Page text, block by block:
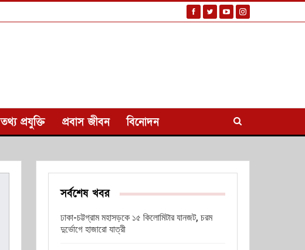
তথ্য প্রযুক্তি প্রবাস জীবন বিনোদন
সর্বশেষ খবর
ঢাকা-চট্টগ্রাম মহাসড়কে ১৫ কিলোমিটার যানজট, চরম
দুর্ভোগে হাজারো যাত্রী